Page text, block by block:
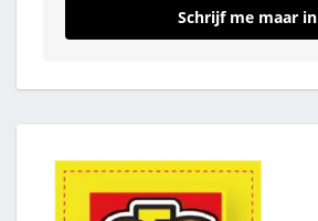
Schrijf me maar in